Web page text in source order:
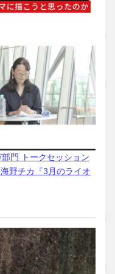
門 トークセッション
野チカ『3月のライオ